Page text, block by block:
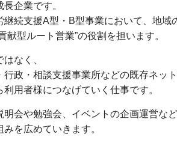
企業です。
継続支援A型・B型事業において、地域
献型ルート営業”の役割を担います。
なく、
政・相談支援事業所などの既存ネッ
用者様につなげていく仕事です。
明会や勉強会、イベントの企画運営など
を広めていきます。